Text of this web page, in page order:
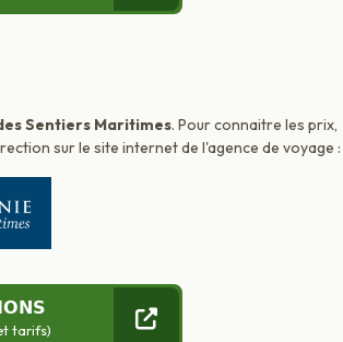
Sentiers Maritimes. Pour connaitre les prix,
sur le site internet de l'agence de voyage :
tarifs)